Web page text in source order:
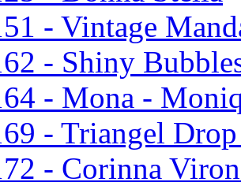
- Vintage
- Shiny
- Mona -
- Triangel Drop
- Corinna